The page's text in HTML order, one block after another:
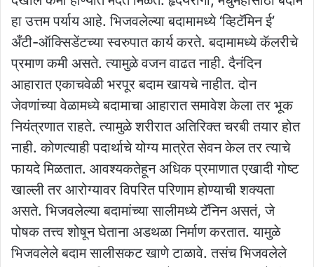
हा उत्तम पर्याय आहे. भिजवलेल्या बदामामध्ये ‘व्हिटॅमिन ई’
अँटी-ऑक्सिडेंटच्या स्वरुपात कार्य करते. बदामामध्ये कॅलरीचे
प्रमाण कमी असते. त्यामुळे वजन वाढत नाही. दैनंदिन
आहारात एकाचवेळी भरपूर बदाम खायचे नाहीत. दोन
जेवणांच्या वेळामध्ये बदामाचा आहारात समावेश केला तर भूक
नियंत्रणात राहते. त्यामुळे शरीरात अतिरिक्त चरबी तयार होत
नाही. कोणत्याही पदार्थाचे योग्य मात्रेत सेवन केल तर त्याचे
फायदे मिळतात. आवश्यकतेहून अधिक प्रमाणात एखादी गोष्ट
खाल्ली तर आरोग्यावर विपरित परिणाम होण्याची शक्यता
असते. भिजवलेल्या बदामांच्या सालीमध्ये टॅनिन असतं, जे
पोषक तत्त्व शोषून घेताना अडथळा निर्माण करतात. यामुळे
भिजवलेले बदाम सालीसकट खाणे टाळावे. तसंच भिजवलेले